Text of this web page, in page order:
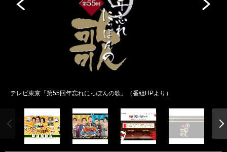
テレビ東京「第55回年忘れにっぽんの歌」（番組HPより）